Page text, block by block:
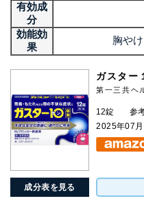
有効成
分
効能効
果
胸や
成分表を見る
ガスター
第一三共ヘ
12錠
参
2025年07